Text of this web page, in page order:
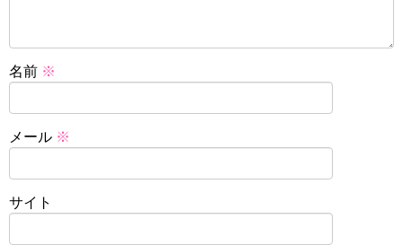
名前 ※
メール ※
サイト